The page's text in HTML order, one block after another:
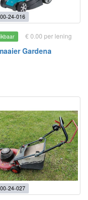
24-016
€ 0.00 per lening
Gardena
24-027